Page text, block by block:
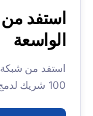
استفد
الواسعة
استفد من شبكة
100 شريك لدمج أصولك الرقمية وتأمينها.